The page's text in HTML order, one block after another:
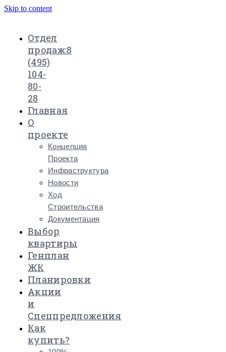
Skip to content
Отдел
продаж:8
(495)
104-
80-
28
Главная
О
проекте
Концепция
Проекта
Инфраструктура
Новости
Ход
Строительства
Документация
Выбор
квартиры
Генплан
ЖК
Планировки
Акции
и
Спецпредложения
Как
купить?